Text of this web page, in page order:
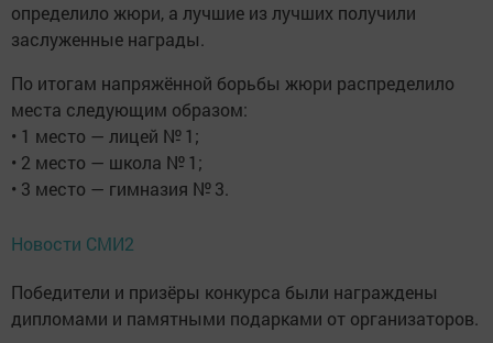
определило жюри, а лучшие из лучших получили
заслуженные награды.
По итогам напряжённой борьбы жюри распределило
места следующим образом:
• 1 место — лицей № 1;
• 2 место — школа № 1;
• 3 место — гимназия № 3.
Новости СМИ2
Победители и призёры конкурса были награждены
дипломами и памятными подарками от организаторов.